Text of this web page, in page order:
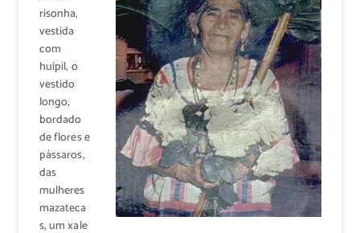
risonha,
vestida
com
huipil, o
vestido
longo,
bordado
de flores e
pássaros,
das
mulheres
mazateca
s, um xale